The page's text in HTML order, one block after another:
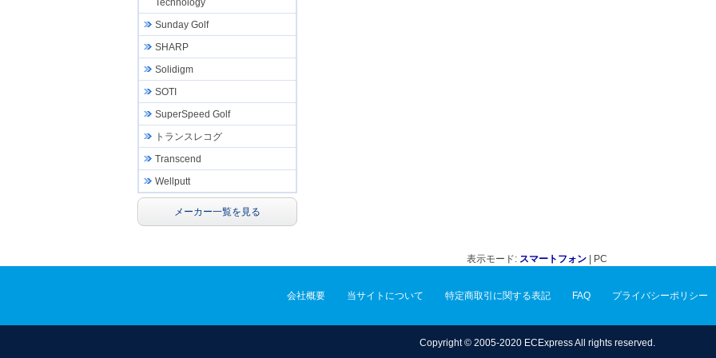
Technology
Sunday Golf
SHARP
Solidigm
SOTI
SuperSpeed Golf
トランスレコグ
Transcend
Wellputt
メーカー一覧を見る
表示モード: スマートフォン | PC
会社概要 当サイトについて 特定商取引に関する表記 FAQ プライバシーポリシー
Copyright © 2005-2020 ECExpress All rights reserved.